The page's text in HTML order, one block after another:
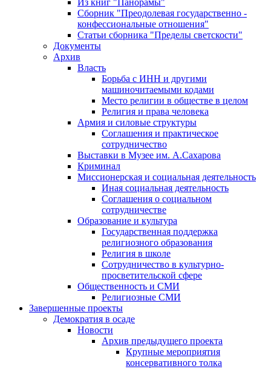
Из книг "Панорамы"
Сборник "Преодолевая государственно -
конфессиональные отношения"
Статьи сборника "Пределы светскости"
Документы
Архив
Власть
Борьба с ИНН и другими
машиночитаемыми кодами
Место религии в обществе в целом
Религия и права человека
Армия и силовые структуры
Соглашения и практическое
сотрудничество
Выставки в Музее им. А.Сахарова
Криминал
Миссионерская и социальная деятельность
Иная социальная деятельность
Соглашения о социальном
сотрудничестве
Образование и культура
Государственная поддержка
религиозного образования
Религия в школе
Сотрудничество в культурно-
просветительской сфере
Общественность и СМИ
Религиозные СМИ
Завершенные проекты
Демократия в осаде
Новости
Архив предыдущего проекта
Крупные мероприятия
консервативного толка